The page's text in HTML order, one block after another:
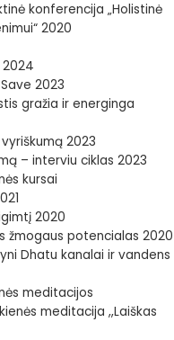
konferencija „Holistinė
2020
2024
2023
gražia ir energinga
2023
– interviu ciklas 2023
kursai
2020
žmogaus potencialas 2020
Dhatu kanalai ir vandens
meditacijos
meditacija ,,Laiškas